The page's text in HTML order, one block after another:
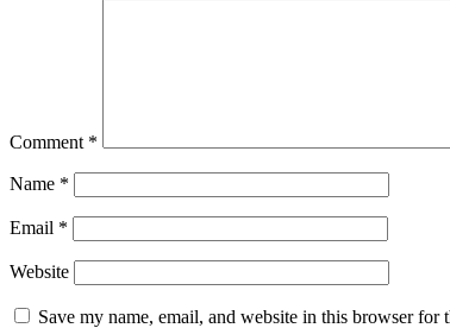
Comment *
Name *
Email *
Website
Save my name, email, and website in this browser for